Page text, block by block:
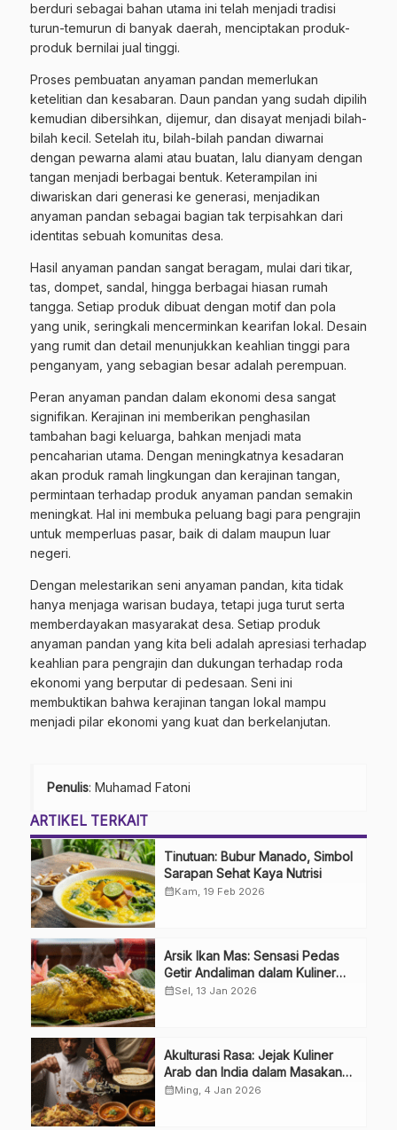
berduri sebagai bahan utama ini telah menjadi tradisi
turun-temurun di banyak daerah, menciptakan produk-
produk bernilai jual tinggi.
Proses pembuatan anyaman pandan memerlukan
ketelitian dan kesabaran. Daun pandan yang sudah dipilih
kemudian dibersihkan, dijemur, dan disayat menjadi bilah-
bilah kecil. Setelah itu, bilah-bilah pandan diwarnai
dengan pewarna alami atau buatan, lalu dianyam dengan
tangan menjadi berbagai bentuk. Keterampilan ini
diwariskan dari generasi ke generasi, menjadikan
anyaman pandan sebagai bagian tak terpisahkan dari
identitas sebuah komunitas desa.
Hasil anyaman pandan sangat beragam, mulai dari tikar,
tas, dompet, sandal, hingga berbagai hiasan rumah
tangga. Setiap produk dibuat dengan motif dan pola
yang unik, seringkali mencerminkan kearifan lokal. Desain
yang rumit dan detail menunjukkan keahlian tinggi para
penganyam, yang sebagian besar adalah perempuan.
Peran anyaman pandan dalam ekonomi desa sangat
signifikan. Kerajinan ini memberikan penghasilan
tambahan bagi keluarga, bahkan menjadi mata
pencaharian utama. Dengan meningkatnya kesadaran
akan produk ramah lingkungan dan kerajinan tangan,
permintaan terhadap produk anyaman pandan semakin
meningkat. Hal ini membuka peluang bagi para pengrajin
untuk memperluas pasar, baik di dalam maupun luar
negeri.
Dengan melestarikan seni anyaman pandan, kita tidak
hanya menjaga warisan budaya, tetapi juga turut serta
memberdayakan masyarakat desa. Setiap produk
anyaman pandan yang kita beli adalah apresiasi terhadap
keahlian para pengrajin dan dukungan terhadap roda
ekonomi yang berputar di pedesaan. Seni ini
membuktikan bahwa kerajinan tangan lokal mampu
menjadi pilar ekonomi yang kuat dan berkelanjutan.
Penulis: Muhamad Fatoni
ARTIKEL TERKAIT
Tinutuan: Bubur Manado, Simbol
Sarapan Sehat Kaya Nutrisi
calendar_monthKam, 19 Feb 2026
Arsik Ikan Mas: Sensasi Pedas
Getir Andaliman dalam Kuliner
Khas Batak
calendar_monthSel, 13 Jan 2026
Akulturasi Rasa: Jejak Kuliner
Arab dan India dalam Masakan
Nusantara
calendar_monthMing, 4 Jan 2026